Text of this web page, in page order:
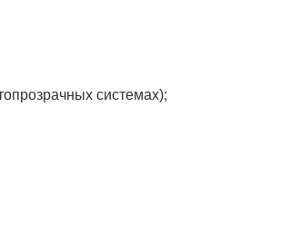
системах);